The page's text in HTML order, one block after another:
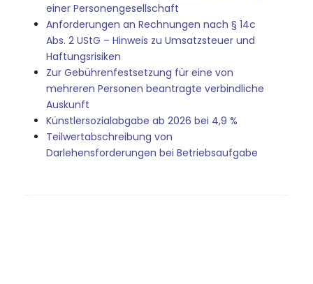
einer Personengesellschaft
Anforderungen an Rechnungen nach § 14c
Abs. 2 UStG – Hinweis zu Umsatzsteuer und
Haftungsrisiken
Zur Gebührenfestsetzung für eine von
mehreren Personen beantragte verbindliche
Auskunft
Künstlersozialabgabe ab 2026 bei 4,9 %
Teilwertabschreibung von
Darlehensforderungen bei Betriebsaufgabe